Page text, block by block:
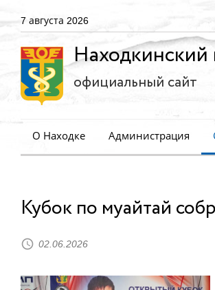
7 августа 2026
Находкинский
официальный сайт
О Находке Администрация
Кубок по муайтай
02.06.2026